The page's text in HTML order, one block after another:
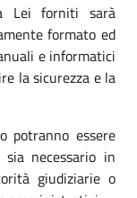
Lei forniti sarà
formato ed
e informatici
la sicurezza e la
potranno essere
necessario in
giudiziarie o